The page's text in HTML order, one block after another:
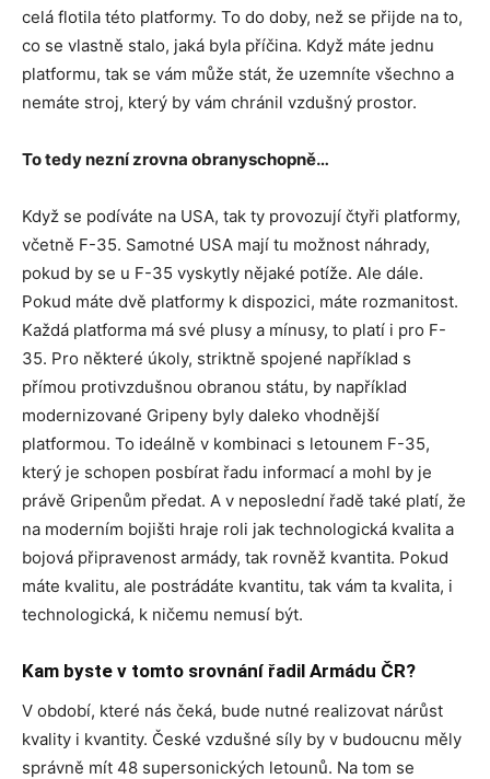
celá flotila této platformy. To do doby, než se přijde na to,
co se vlastně stalo, jaká byla příčina. Když máte jednu
platformu, tak se vám může stát, že uzemníte všechno a
nemáte stroj, který by vám chránil vzdušný prostor.
To tedy nezní zrovna obranyschopně…
Když se podíváte na USA, tak ty provozují čtyři platformy,
včetně F-35. Samotné USA mají tu možnost náhrady,
pokud by se u F-35 vyskytly nějaké potíže. Ale dále.
Pokud máte dvě platformy k dispozici, máte rozmanitost.
Každá platforma má své plusy a mínusy, to platí i pro F-
35. Pro některé úkoly, striktně spojené například s
přímou protivzdušnou obranou státu, by například
modernizované Gripeny byly daleko vhodnější
platformou. To ideálně v kombinaci s letounem F-35,
který je schopen posbírat řadu informací a mohl by je
právě Gripenům předat. A v neposlední řadě také platí, že
na moderním bojišti hraje roli jak technologická kvalita a
bojová připravenost armády, tak rovněž kvantita. Pokud
máte kvalitu, ale postrádáte kvantitu, tak vám ta kvalita, i
technologická, k ničemu nemusí být.
Kam byste v tomto srovnání řadil Armádu ČR?
V období, které nás čeká, bude nutné realizovat nárůst
kvality i kvantity. České vzdušné síly by v budoucnu měly
správně mít 48 supersonických letounů. Na tom se